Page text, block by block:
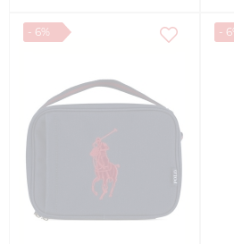
- 6% -